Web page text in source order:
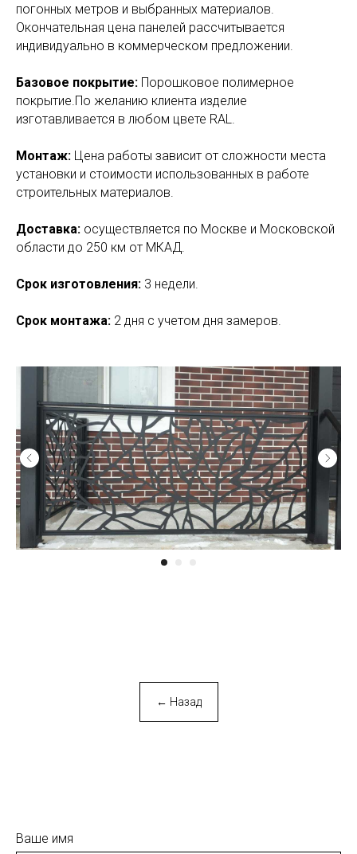
погонных метров и выбранных материалов.
Окончательная цена панелей рассчитывается
индивидуально в коммерческом предложении.
Базовое покрытие: Порошковое полимерное
покрытие.По желанию клиента изделие
изготавливается в любом цвете RAL.
Монтаж: Цена работы зависит от сложности места
установки и стоимости использованных в работе
строительных материалов.
Доставка: осуществляется по Москве и Московской
области до 250 км от МКАД.
Срок изготовления: 3 недели.
Срок монтажа: 2 дня с учетом дня замеров.
← Назад
Ваше имя